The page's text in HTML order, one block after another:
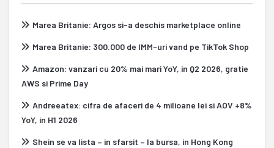
Marea Britanie: Argos si-a deschis marketplace online
Marea Britanie: 300.000 de IMM-uri vand pe TikTok Shop
Amazon: vanzari cu 20% mai mari YoY, in Q2 2026, gratie
AWS si Prime Day
Andreeatex: cifra de afaceri de 4 milioane lei si AOV +8%
YoY, in H1 2026
Shein se va lista – in sfarsit – la bursa, in Hong Kong